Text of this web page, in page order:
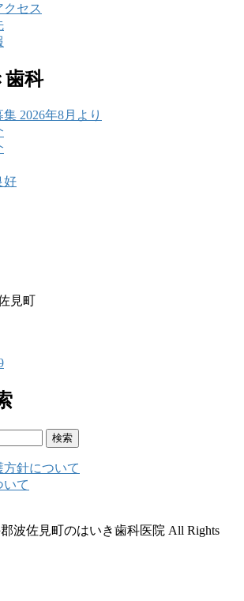
クセス
歯科
2026年8月より
好
見町
針について
いて
波佐見町のはいき歯科医院 All Rights